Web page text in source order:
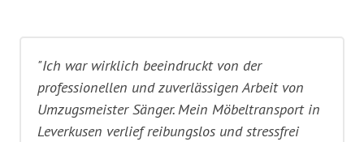
"Ich war wirklich beeindruckt von der
professionellen und zuverlässigen Arbeit von
Umzugsmeister Sänger. Mein Möbeltransport in
Leverkusen verlief reibungslos und stressfrei